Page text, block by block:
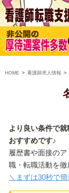
HOME 看護師求人情報
より良い条件で
おすすめです♪
履歴書や面接の
職・転職活動を徹
＼まずは30秒で